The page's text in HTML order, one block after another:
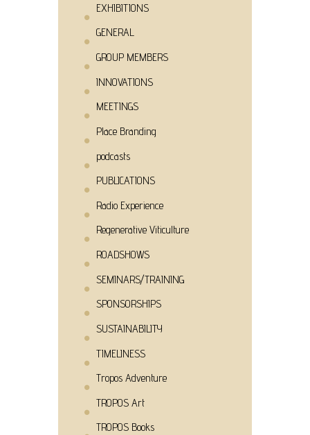
EXHIBITIONS
GENERAL
GROUP MEMBERS
INNOVATIONS
MEETINGS
Place Branding
podcasts
PUBLICATIONS
Radio Experience
Regenerative Viticulture
ROADSHOWS
SEMINARS/TRAINING
SPONSORSHIPS
SUSTAINABILITY
TIMELINESS
Tropos Adventure
TROPOS Art
TROPOS Books